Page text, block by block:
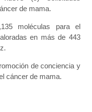
de mama.
moléculas para el
en más de 443
de conciencia y
cáncer de mama.